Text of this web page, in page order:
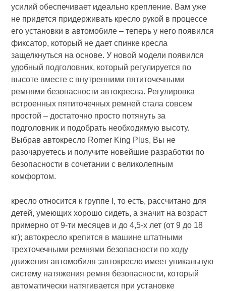
усилий обеспечивает идеально крепление. Вам уже
не придется придерживать кресло рукой в процессе
его установки в автомобиле – теперь у него появился
фиксатор, который не дает спинке кресла
защелкнуться на основе. У новой модели появился
удобный подголовник, который регулируется по
высоте вместе с внутренними пятиточечными
ремнями безопасности автокресла. Регулировка
встроенных пятиточечных ремней стала совсем
простой – достаточно просто потянуть за
подголовник и подобрать необходимую высоту.
Выбрав автокресло Romer King Plus, Вы не
разочаруетесь и получите новейшие разработки по
безопасности в сочетании с великолепным
комфортом.
кресло относится к группе I, то есть, рассчитано для
детей, умеющих хорошо сидеть, а значит на возраст
примерно от 9-ти месяцев и до 4,5-х лет (от 9 до 18
кг); автокресло крепится в машине штатными
трехточечными ремнями безопасности по ходу
движения автомобиля ;автокресло имеет уникальную
систему натяжения ремня безопасности, который
автоматически натягивается при установке